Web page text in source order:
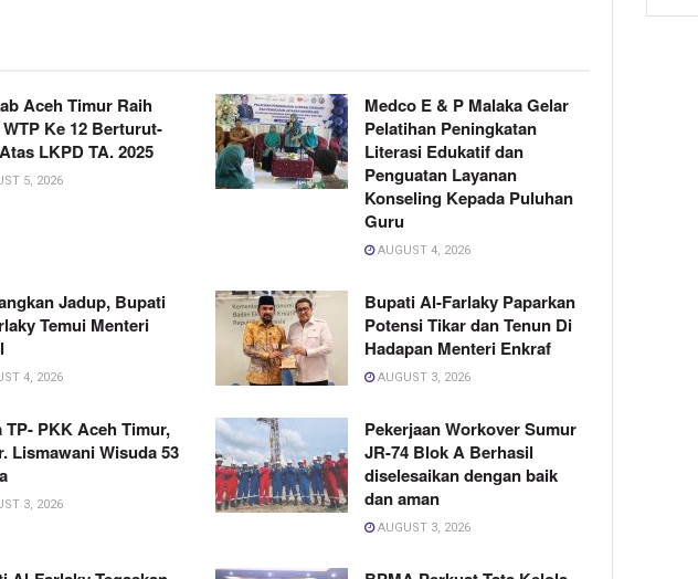
Aceh Timur Raih
Ke 12 Berturut-
LKPD TA. 2025
5, 2026
Medco E & P Malaka Gelar
Pelatihan Peningkatan
Literasi Edukatif dan
Penguatan Layanan
Konseling Kepada Puluhan
Guru
AUGUST 4, 2026
Jadup, Bupati
Temui Menteri
4, 2026
Bupati Al-Farlaky Paparkan
Potensi Tikar dan Tenun Di
Hadapan Menteri Enkraf
AUGUST 3, 2026
TP- PKK Aceh Timur,
Lismawani Wisuda 53
3, 2026
Pekerjaan Workover Sumur
JR-74 Blok A Berhasil
diselesaikan dengan baik
dan aman
AUGUST 3, 2026